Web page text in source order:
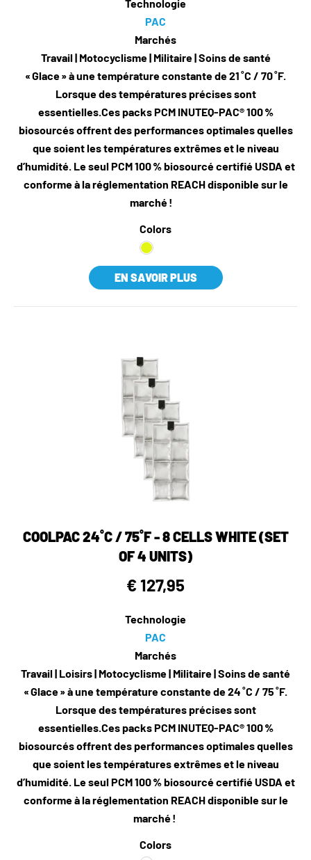
Technologie
PAC
Marchés
Travail | Motocyclisme | Militaire | Soins de santé
« Glace » à une température constante de 21 ˚C / 70 ˚F.
Lorsque des températures précises sont
essentielles.Ces packs PCM INUTEQ-PAC® 100 %
biosourcés offrent des performances optimales quelles
que soient les températures extrêmes et le niveau
d’humidité. Le seul PCM 100 % biosourcé certifié USDA et
conforme à la réglementation REACH disponible sur le
marché !
Colors
EN SAVOIR PLUS
COOLPAC 24˚C / 75˚F - 8 CELLS WHITE (SET
OF 4 UNITS)
€ 127,95
Technologie
PAC
Marchés
Travail | Loisirs | Motocyclisme | Militaire | Soins de santé
« Glace » à une température constante de 24 ˚C / 75 ˚F.
Lorsque des températures précises sont
essentielles.Ces packs PCM INUTEQ-PAC® 100 %
biosourcés offrent des performances optimales quelles
que soient les températures extrêmes et le niveau
d’humidité. Le seul PCM 100 % biosourcé certifié USDA et
conforme à la réglementation REACH disponible sur le
marché !
Colors